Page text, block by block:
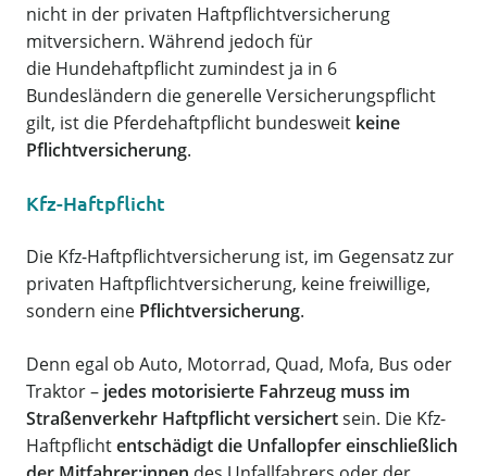
nicht in der privaten Haftpflichtversicherung
mitversichern. Während jedoch für
die Hundehaftpflicht zumindest ja in 6
Bundesländern die generelle Versicherungspflicht
gilt, ist die Pferdehaftpflicht bundesweit keine
Pflichtversicherung.
Kfz-Haftpflicht
Die Kfz-Haftpflichtversicherung ist, im Gegensatz zur
privaten Haftpflichtversicherung, keine freiwillige,
sondern eine Pflichtversicherung.
Denn egal ob Auto, Motorrad, Quad, Mofa, Bus oder
Traktor – jedes motorisierte Fahrzeug muss im
Straßenverkehr Haftpflicht versichertsein. Die Kfz-
Haftpflichtentschädigt die Unfallopfer einschließlich